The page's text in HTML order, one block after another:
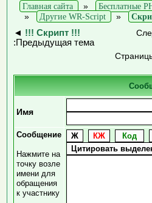
Главная сайта »
Бесплатные
»
Другие WR-Script »
◄ !!! Скрипт !!!
:Предыдущая тема
Имя
Сообщение
Нажмите на
точку возле
имени для
обращения
к участнику